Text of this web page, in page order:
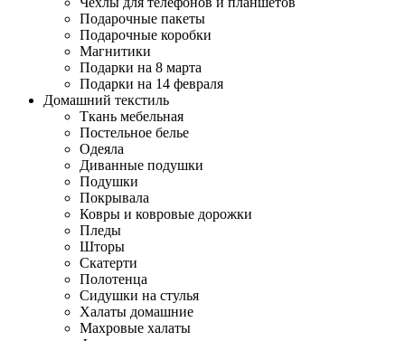
Подарочные пакеты
Подарочные коробки
Магнитики
Подарки на 8 марта
Подарки на 14 февраля
Домашний текстиль
Ткань мебельная
Постельное белье
Одеяла
Диванные подушки
Подушки
Покрывала
Ковры и ковровые дорожки
Пледы
Шторы
Скатерти
Полотенца
Сидушки на стулья
Халаты домашние
Махровые халаты